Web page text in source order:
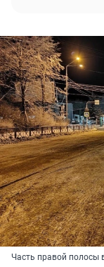
Часть правой полосы